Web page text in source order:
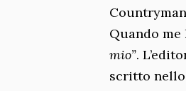
Quando
mio”.
scritto nello